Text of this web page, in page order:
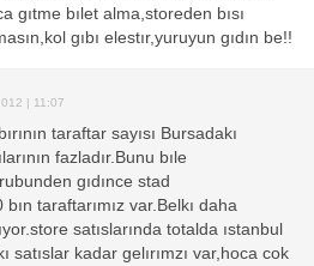
gıtme bılet alma,storeden bısı
gıbı elestır,yuruyun gıdın be!!
| 11:07
taraftar sayısı Bursadakı
fazladır.Bunu bıle
gıdınce stad
taraftarımız var.Belkı daha
satıslarında totalda ıstanbul
satıslar kadar gelırımzı var,hoca cok